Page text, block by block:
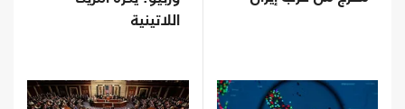
اللاتينية